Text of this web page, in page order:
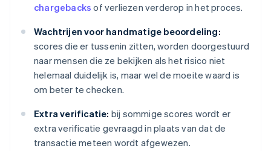
chargebacks of verliezen verderop in het proces.
Wachtrijen voor handmatige beoordeling:
scores die er tussenin zitten, worden doorgestuurd
naar mensen die ze bekijken als het risico niet
helemaal duidelijk is, maar wel de moeite waard is
om beter te checken.
Extra verificatie: bij sommige scores wordt er
extra verificatie gevraagd in plaats van dat de
transactie meteen wordt afgewezen.